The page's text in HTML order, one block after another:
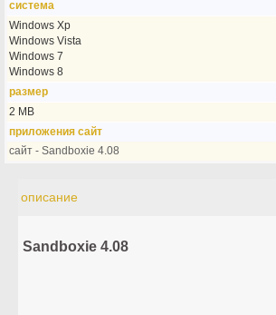
система
Windows Xp
Windows Vista
Windows 7
Windows 8
размер
2 MB
приложения сайт
сайт - Sandboxie 4.08
описание
Sandboxie 4.08